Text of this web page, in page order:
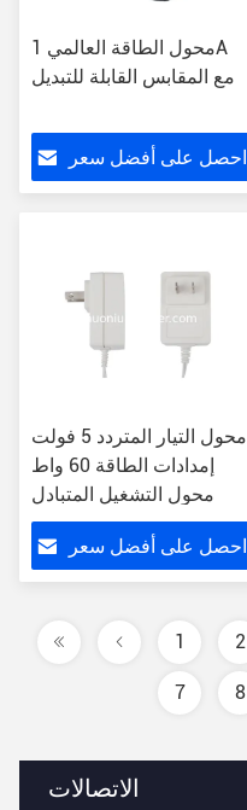
الاتصالات
محول الطاقة العالمي 1A
مع المقابس القابلة للتبديل
احصل على أفضل سعر
محول التيار المتردد 5 فولت
إمدادات الطاقة 60 واط
محول التشغيل المتبادل
احصل على أفضل سعر
1 2
7 8